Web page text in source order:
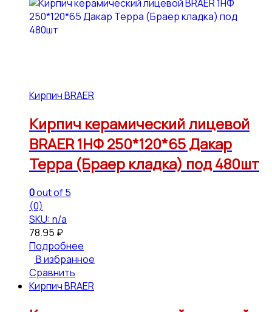
Кирпич BRAER
Кирпич керамический лицевой
BRAER 1НФ 250*120*65 Дакар
Терра (Браер кладка) под 480шт
0out of 5
(0)
SKU: n/a
78.95 ₽
Подробнее
В избранное
Сравнить
Кирпич BRAER